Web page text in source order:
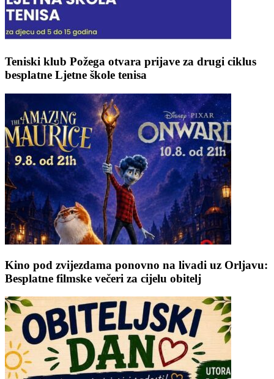
Teniski klub Požega otvara prijave za drugi ciklus
besplatne Ljetne škole tenisa
Kino pod zvijezdama ponovno na livadi uz Orljavu:
Besplatne filmske večeri za cijelu obitelj